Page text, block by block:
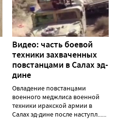
Видео: часть боевой
техники захваченных
повстанцами в Салах эд-
дине
Овладение повстанцами
военного меджлиса военной
техники иракской армии в
Салах эд-дине после наступл......